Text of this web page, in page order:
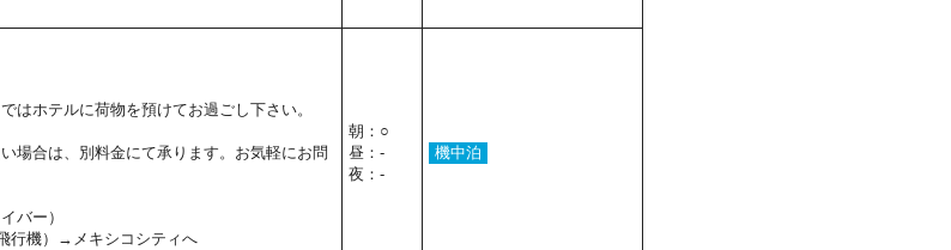
はホテルに荷物を預けてお過ごし下さい。
場合は、別料金にて承ります。お気軽にお問
バー）
行機）→メキシコシティへ
朝：○
昼：-
夜：-
機中泊